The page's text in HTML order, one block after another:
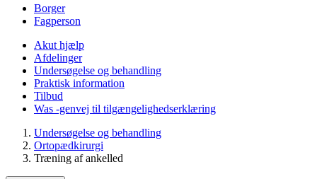
Borger
Fagperson
Akut hjælp
Afdelinger
Undersøgelse og behandling
Praktisk information
Tilbud
Was -genvej til tilgængelighedserklæring
Undersøgelse og behandling
Ortopædkirurgi
Træning af ankelled